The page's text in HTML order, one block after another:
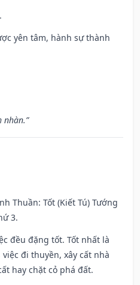
yên tâm, hành sự thành
nhàn.”
Thuần: Tốt (Kiết Tú) Tướng
3.
đều đặng tốt. Tốt nhất là
đi thuyền, xây cất nhà
hay chặt cỏ phá đất.